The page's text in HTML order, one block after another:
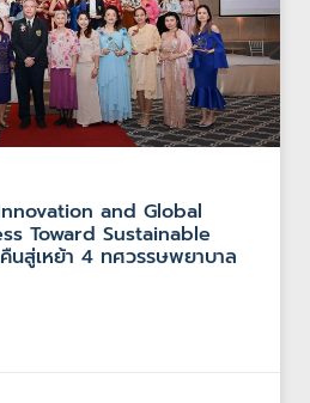
and Global
Toward Sustainable
นสู่เหย้า 4 ทศวรรษพยาบาล